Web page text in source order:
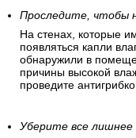
Проследите, чтобы
На стенах, которые
появляться капли
обнаружили в
причины высокой
проведите
Уберите все лишнее